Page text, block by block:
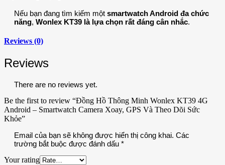
Nếu bạn đang tìm kiếm một smartwatch Android đa chức
năng, Wonlex KT39 là lựa chọn rất đáng cân nhắc.
Reviews (0)
Reviews
There are no reviews yet.
Be the first to review “Đồng Hồ Thông Minh Wonlex KT39 4G
Android – Smartwatch Camera Xoay, GPS Và Theo Dõi Sức
Khỏe”
Email của bạn sẽ không được hiển thị công khai. Các
trường bắt buộc được đánh dấu *
Your rating